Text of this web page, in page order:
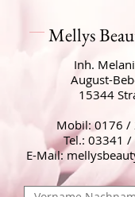
Mellys
Inh.
August-
15344
Mobil: 0176 /
Tel.: 03341 /
E-Mail: